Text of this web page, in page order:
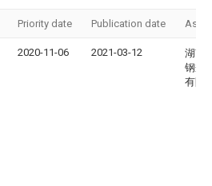
Priority date Publication date
2020-11-06 2021-03-12
湖南
钢瓶
有限